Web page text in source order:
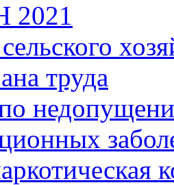
2021
труда